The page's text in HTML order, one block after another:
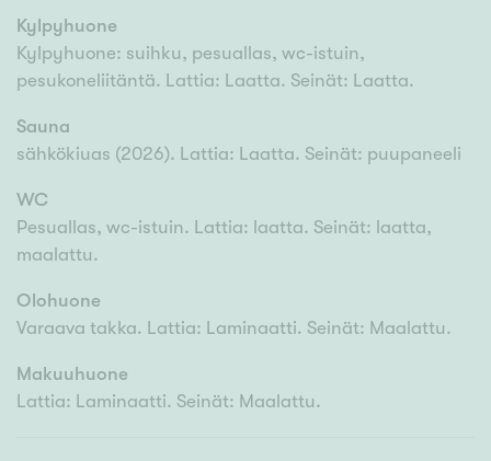
Kylpyhuone
Kylpyhuone: suihku, pesuallas, wc-istuin,
pesukoneliitäntä. Lattia: Laatta. Seinät: Laatta.
Sauna
sähkökiuas (2026). Lattia: Laatta. Seinät: puupaneeli
WC
Pesuallas, wc-istuin. Lattia: laatta. Seinät: laatta,
maalattu.
Olohuone
Varaava takka. Lattia: Laminaatti. Seinät: Maalattu.
Makuuhuone
Lattia: Laminaatti. Seinät: Maalattu.